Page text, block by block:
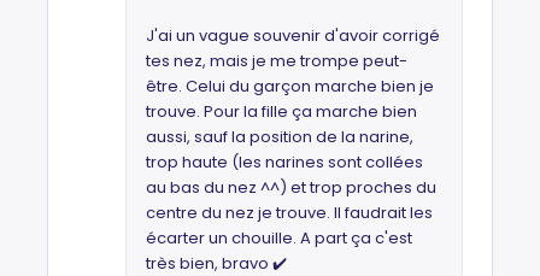
J'ai un vague souvenir d'avoir corrigé
tes nez, mais je me trompe peut-
être. Celui du garçon marche bien je
trouve. Pour la fille ça marche bien
aussi, sauf la position de la narine,
trop haute (les narines sont collées
au bas du nez ^^) et trop proches du
centre du nez je trouve. Il faudrait les
écarter un chouille. A part ça c'est
très bien, bravo ✔️